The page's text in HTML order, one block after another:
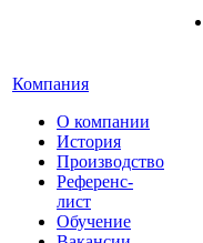
Компания
О компании
История
Производство
Референс-
лист
Обучение